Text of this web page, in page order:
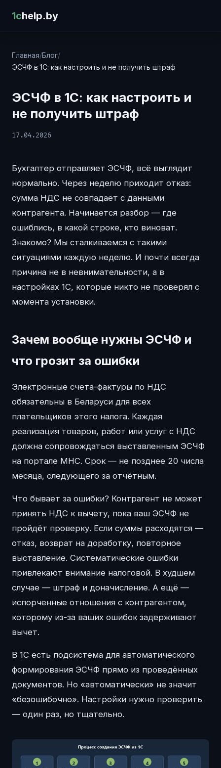
1chelp.by
Главная/Блог/
ЭСЧФ в 1С: как настроить и не получить штраф
ЭСЧФ в 1С: как настроить и
не получить штраф
17.04.2026
Бухгалтер отправляет ЭСЧФ, всё выглядит
нормально. Через неделю приходит отказ:
сумма НДС не совпадает с данными
контрагента. Начинается разбор — где
ошиблись, в какой строке, кто виноват.
Знакомо? Мы сталкиваемся с такими
ситуациями каждую неделю. И почти всегда
причина не в невнимательности, а в
настройках 1С, которые никто не проверял с
момента установки.
Зачем вообще нужны ЭСЧФ и
что грозит за ошибки
Электронные счета-фактуры по НДС
обязательны в Беларуси для всех
плательщиков этого налога. Каждая
реализация товаров, работ или услуг с НДС
должна сопровождаться выставленным ЭСЧФ
на портале МНС. Срок — не позднее 20 числа
месяца, следующего за отчётным.
Что бывает за ошибки? Контрагент не может
принять НДС к вычету, пока ваш ЭСЧФ не
пройдёт проверку. Если суммы расходятся —
отказ, возврат на доработку, повторное
выставление. Систематические ошибки
привлекают внимание налоговой. В худшем
случае — штраф и доначисление. А ещё —
испорченные отношения с контрагентом,
которому из-за ваших ошибок задерживают
вычет.
В 1С есть подсистема для автоматического
формирования ЭСЧФ прямо из проведённых
документов. Но «автоматически» не значит
«безошибочно». Настройки нужно проверить
— один раз, но тщательно.